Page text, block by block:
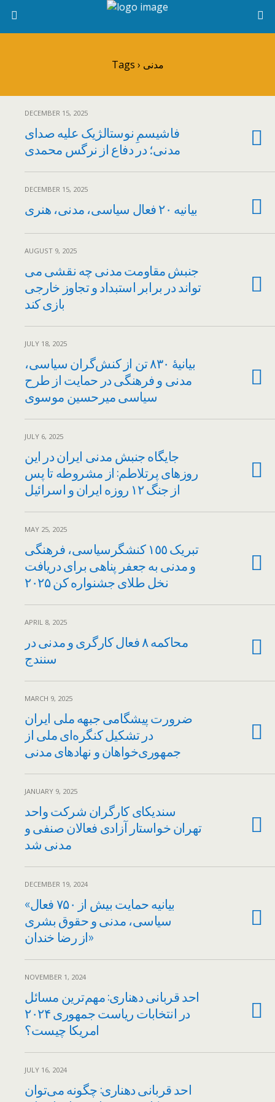
Tags › مدنی
DECEMBER 15, 2025
فاشیسمِ نوستالژیک علیه صدای
مدنی؛ در دفاع از نرگس محمدی
DECEMBER 15, 2025
بیانیه ۲۰ فعال سیاسی، مدنی، هنری
AUGUST 9, 2025
جنبش مقاومت مدنی چه نقشی می
تواند در برابر استبداد و تجاوز خارجی
بازی کند
JULY 18, 2025
‏بیانیهٔ ٨٣٠ تن از کنش‌گران سیاسی،
مدنی و فرهنگی در حمایت از طرح
سیاسی میرحسین موسوی
JULY 6, 2025
جایگاه جنبش مدنی ایران در این
روزهای پر‌تلاطم: از مشروطه تا پس
از جنگ ۱۲ روزه ایران و اسرائیل
MAY 25, 2025
تبریک ١٥٥ کنشگرسیاسی، فرهنگی
و مدنی به جعفر پناهی برای دریافت
نخل طلای جشنواره کن ۲۰۲۵
APRIL 8, 2025
محاکمه ۸ فعال کارگری و مدنی در
سنندج
MARCH 9, 2025
ضرورت پیشگامی جبهه ملی ایران
در تشکیل کنگره‌ای ملی از
جمهوری‌خواهان و نهادهای مدنی
JANUARY 9, 2025
سندیکای کارگران شرکت واحد
تهران خواستار آزادی فعالان صنفی و
مدنی شد
DECEMBER 19, 2024
«بیانیه حمایت بیش از ۷۵۰ فعال
سیاسی، مدنی و حقوق بشری
از رضا خندان»
NOVEMBER 1, 2024
احد قربانی دهناری: مهم‌ترین مسائل
در انتخابات ریاست جمهوری ۲۰۲۴
امریکا چیست؟
JULY 16, 2024
احد قربانی دهناری: چگونه می‌توان